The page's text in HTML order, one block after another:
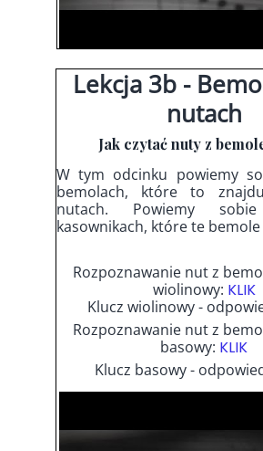
Lekcja 3b -
nutach
Jak czytać nuty z
W tym odcinku powiemy
bemolach, które to
nutach. Powiemy
kasownikach, które te bemole
Rozpoznawanie nut z
wiolinowy: KLIK
Klucz wiolinowy -
Rozpoznawanie nut z
basowy: KLIK
Klucz basowy -